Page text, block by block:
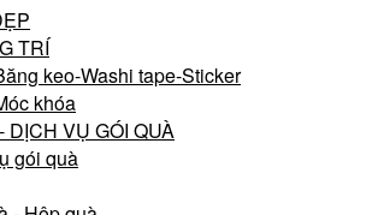
TRÍ
keo-Washi tape-Sticker
khóa
DỊCH VỤ GÓI QUÀ
gói quà